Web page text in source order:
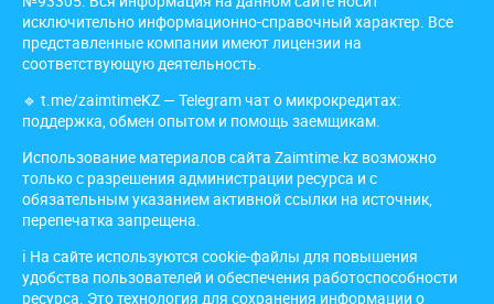
исключительно информационно-справочный характер. Все
представленные компании имеют лицензии на
соответствующую деятельность.
🔹 t.me/zaimtimeKZ — Telegram чат о микрокредитах:
поддержка, обмен опытом и помощь заемщикам.
Использование материалов сайта Zaimtime.kz возможно
только с разрешения администрации ресурса и с
обязательным указанием активной ссылки на источник,
перепечатка запрещена.
ℹ️ На сайте используются cookie-файлы для повышения
удобства пользователей и обеспечения работоспособности
ресурса. Это технология для сохранения информации о